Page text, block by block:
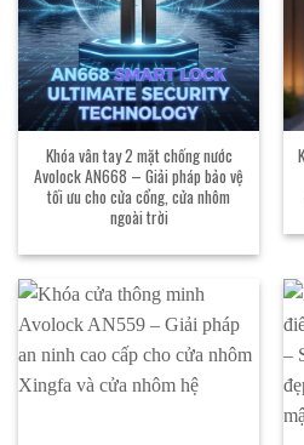
Khóa vân tay 2 mặt chống nước
Avolock AN668 – Giải pháp bảo vệ
tối ưu cho cửa cổng, cửa nhôm
ngoài trời